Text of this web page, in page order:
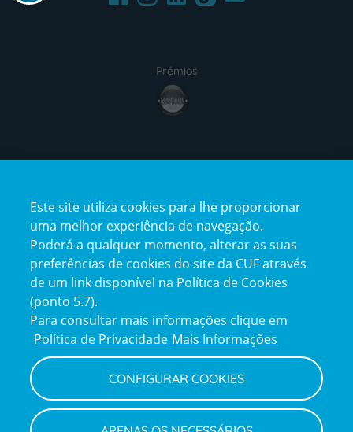
Prémios
award4
certification2certification3
Reclamações
e
elogios
Política de Privacidade e Cookies
Termos e Condições
Este site utiliza cookies para lhe proporcionar
uma melhor experiência de navegação.
Poderá a qualquer momento, alterar as suas
preferências de cookies do site da CUF através
de um link disponível na Política de Cookies
(ponto 5.7).
Para consultar mais informações clique em
Política de Privacidade Mais Informações
CONFIGURAR COOKIES